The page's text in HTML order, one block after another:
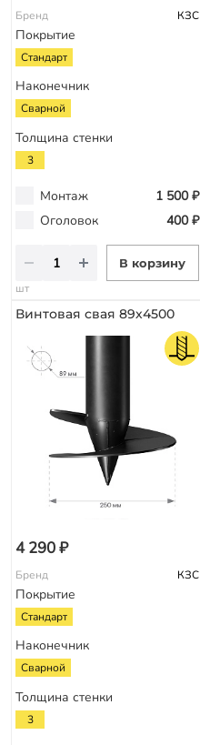
Бренд КЗС
Покрытие
Стандарт
Наконечник
Сварной
Толщина стенки
3
Монтаж
1 500 ₽
Оголовок
400 ₽
В корзину
шт
Винтовая свая 89х4500
4 290 ₽
Бренд КЗС
Покрытие
Стандарт
Наконечник
Сварной
Толщина стенки
3